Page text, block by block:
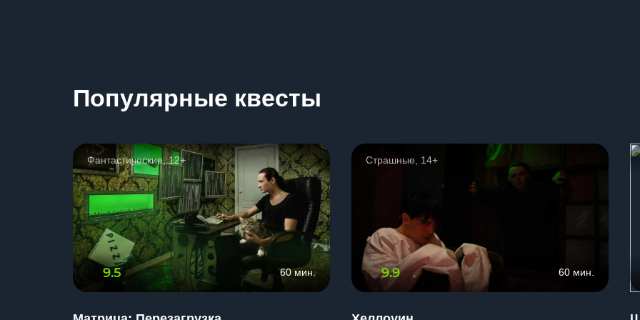
Популярные квесты
Фантастические, 12+
9.5 60 мин.
Страшные, 14+
9.9 60 мин.